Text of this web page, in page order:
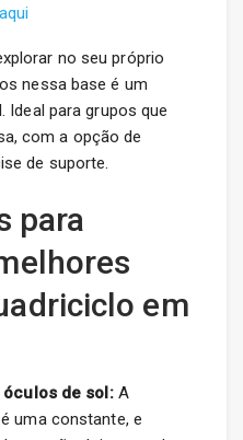
no seu próprio
nessa base é um
Ideal para grupos que
com a opção de
de suporte.
para
em
de sol:A
uma constante, e